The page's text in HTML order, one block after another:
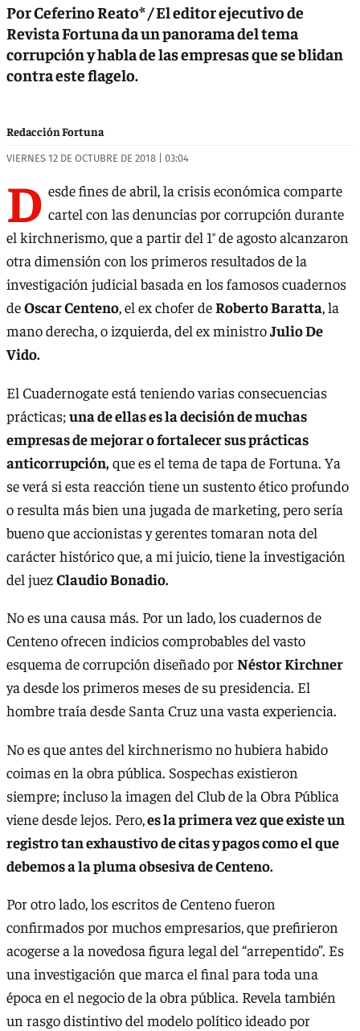
Por Ceferino Reato* / El editor ejecutivo de
Revista Fortuna da un panorama del tema
corrupción y habla de las empresas que se blidan
contra este flagelo.
Redacción Fortuna
VIERNES 12 DE OCTUBRE DE 2018 | 03:04
D esde fines de abril, la crisis económica comparte
cartel con las denuncias por corrupción durante
el kirchnerismo, que a partir del 1° de agosto alcanzaron
otra dimensión con los primeros resultados de la
investigación judicial basada en los famosos cuadernos
deOscar Centeno, el ex chofer deRoberto Baratta, la
mano derecha, o izquierda, del ex ministroJulio De
Vido.
El Cuadernogate está teniendo varias consecuencias
prácticas;una de ellas es la decisión de muchas
empresas de mejorar o fortalecer sus prácticas
anticorrupción,que es el tema de tapa de Fortuna. Ya
se verá si esta reacción tiene un sustento ético profundo
o resulta más bien una jugada de marketing, pero sería
bueno que accionistas y gerentes tomaran nota del
carácter histórico que, a mi juicio, tiene la investigación
del juezClaudio Bonadio.
No es una causa más. Por un lado, los cuadernos de
Centeno ofrecen indicios comprobables del vasto
esquema de corrupción diseñado por Néstor Kirchner
ya desde los primeros meses de su presidencia. El
hombre traía desde Santa Cruz una vasta experiencia.
No es que antes del kirchnerismo no hubiera habido
coimas en la obra pública. Sospechas existieron
siempre; incluso la imagen del Club de la Obra Pública
viene desde lejos. Pero,es la primera vez que existe un
registro tan exhaustivo de citas y pagos como el que
debemos a la pluma obsesiva de Centeno.
Por otro lado, los escritos de Centeno fueron
confirmados por muchos empresarios, que prefirieron
acogerse a la novedosa figura legal del “arrepentido”. Es
una investigación que marca el final para toda una
época en el negocio de la obra pública. Revela también
un rasgo distintivo del modelo político ideado por